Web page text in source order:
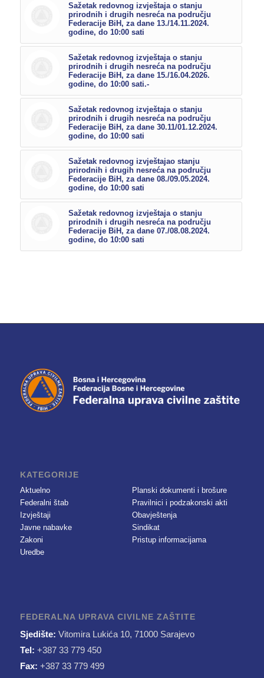
Sažetak redovnog izvještaja o stanju
prirodnih i drugih nesreća na području
Federacije BiH, za dane 13./14.11.2024.
godine, do 10:00 sati
Sažetak redovnog izvještaja o stanju
prirodnih i drugih nesreća na području
Federacije BiH, za dane 15./16.04.2026.
godine, do 10:00 sati.-
Sažetak redovnog izvještaja o stanju
prirodnih i drugih nesreća na području
Federacije BiH, za dane 30.11/01.12.2024.
godine, do 10:00 sati
Sažetak redovnog izvještajao stanju
prirodnih i drugih nesreća na području
Federacije BiH, za dane 08./09.05.2024.
godine, do 10:00 sati
Sažetak redovnog izvještaja o stanju
prirodnih i drugih nesreća na području
Federacije BiH, za dane 07./08.08.2024.
godine, do 10:00 sati
KATEGORIJE
Aktuelno
Federalni štab
Izvještaji
Javne nabavke
Zakoni
Uredbe
Planski dokumenti i brošure
Pravilnici i podzakonski akti
Obavještenja
Sindikat
Pristup informacijama
FEDERALNA UPRAVA CIVILNE ZAŠTITE
Sjedište: Vitomira Lukića 10, 71000 Sarajevo
Tel: +387 33 779 450
Fax: +387 33 779 499